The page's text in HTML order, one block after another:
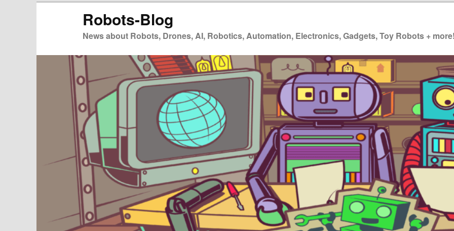
Robots-Blog
News about Robots, Drones, AI, Robotics, Automation, Electronics, Gadgets, Toy Robots + more!